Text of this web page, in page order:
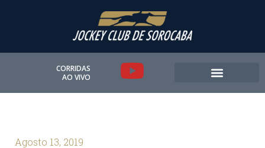
CORRIDAS
AO VIVO
Y
o
Agosto 13, 2019